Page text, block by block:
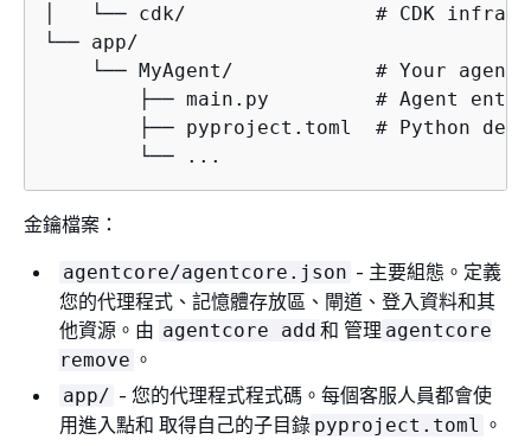
│   └── cdk/                # CDK
└── app/
└── MyAgent/            # Your agent
├── main.py         # Agent
├── pyproject.toml  # Python
        └── ...
金鑰檔案：
agentcore/agentcore.json - 主要組態。定義
您的代理程式、記憶體存放區、閘道、登入資料和其
他資源。由 agentcore add 和 管理 agentcore
remove 。
app/ - 您的代理程式程式碼。每個客服人員都會使
用進入點和 取得自己的子目錄 pyproject.toml 。